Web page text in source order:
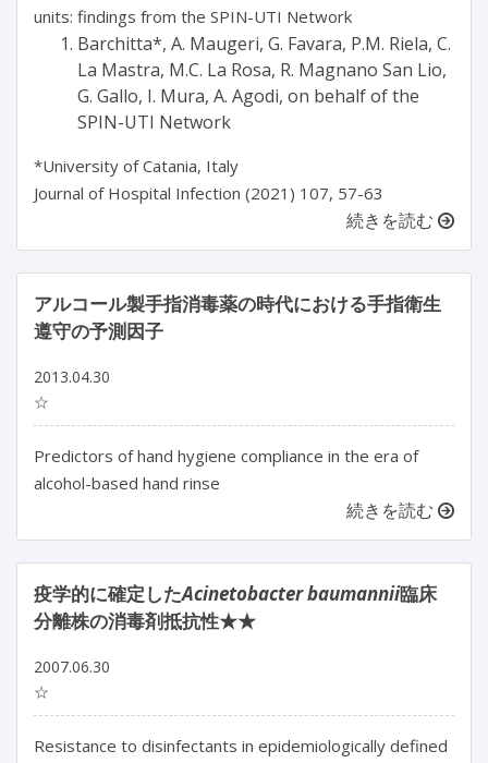
units: findings from the SPIN-UTI Network
Barchitta*, A. Maugeri, G. Favara, P.M. Riela, C.
La Mastra, M.C. La Rosa, R. Magnano San Lio,
G. Gallo, I. Mura, A. Agodi, on behalf of the
SPIN-UTI Network
*University of Catania, Italy
Journal of Hospital Infection (2021) 107, 57-63
続きを読む
アルコール製手指消毒薬の時代における手指衛生
遵守の予測因子
2013.04.30
☆
Predictors of hand hygiene compliance in the era of
alcohol-based hand rinse
続きを読む
疫学的に確定したAcinetobacter baumannii臨床
分離株の消毒剤抵抗性★★
2007.06.30
☆
Resistance to disinfectants in epidemiologically defined